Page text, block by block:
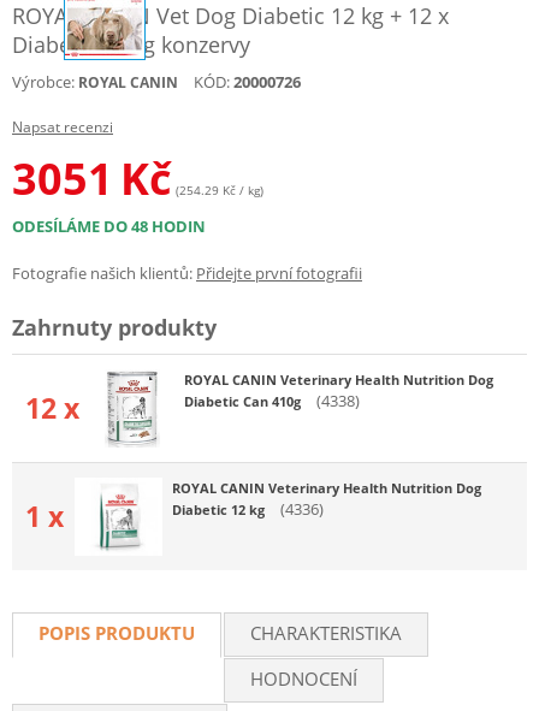
ROYAL CANIN Vet Dog Diabetic 12 kg + 12 x
Diabetic 410 g konzervy
Výrobce: ROYAL CANIN KÓD:20000726
Napsat recenzi
3051 Kč (254.29 Kč / kg)
ODESÍLÁME DO 48 HODIN
Fotografie našich klientů: Přidejte první fotografii
Zahrnuty produkty
12 x
ROYAL CANIN Veterinary Health Nutrition Dog
Diabetic Can 410g
(4338)
1 x
ROYAL CANIN Veterinary Health Nutrition Dog
Diabetic 12 kg
(4336)
POPIS PRODUKTU
CHARAKTERISTIKA
HODNOCENÍ